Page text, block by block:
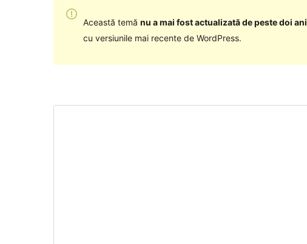
Această temă nu a mai fost actualizată de peste doi ani
cu versiunile mai recente de WordPress.